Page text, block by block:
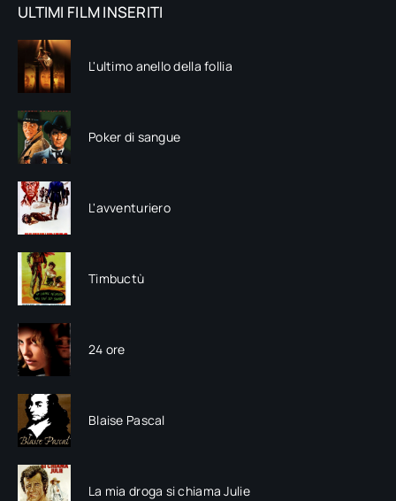
ULTIMI FILM INSERITI
L'ultimo anello della follia
Poker di sangue
L'avventuriero
Timbuctù
24 ore
Blaise Pascal
La mia droga si chiama Julie